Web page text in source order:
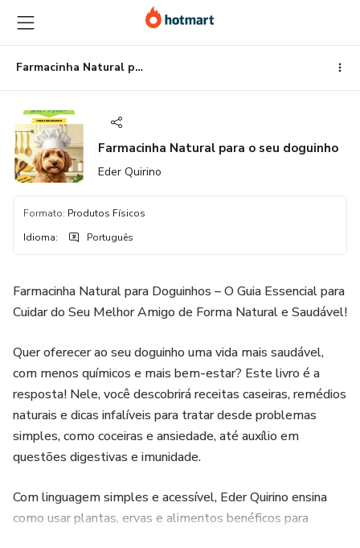
para
o
conteúdo
principal
para
o
pagamento
para
o
rodapé
Farmacinha Natural para o seu doguinho
Farmacinha Natural para o seu doguinho
Eder Quirino
Formato: Produtos Físicos
Idioma: Português
Farmacinha Natural para Doguinhos – O Guia Essencial para
Cuidar do Seu Melhor Amigo de Forma Natural e Saudável!
Quer oferecer ao seu doguinho uma vida mais saudável,
com menos químicos e mais bem-estar? Este livro é a
resposta! Nele, você descobrirá receitas caseiras, remédios
naturais e dicas infalíveis para tratar desde problemas
simples, como coceiras e ansiedade, até auxílio em
questões digestivas e imunidade.
Com linguagem simples e acessível, Eder Quirino ensina
como usar plantas, ervas e alimentos benéficos para